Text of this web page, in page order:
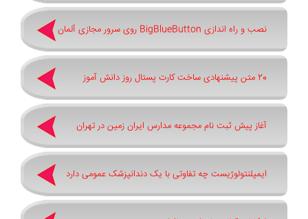
نصب و راه اندازی BigBlueButton روی سرور مجازی آلمان
20 متن پیشنهادی ساخت کارت پستال روز دانش آموز
آغاز پیش ثبت‌ نام مجموعه مدارس ایران زمین در تهران
ایمپلنتولوژیست چه تفاوتی با یک دندانپزشک عمومی دارد